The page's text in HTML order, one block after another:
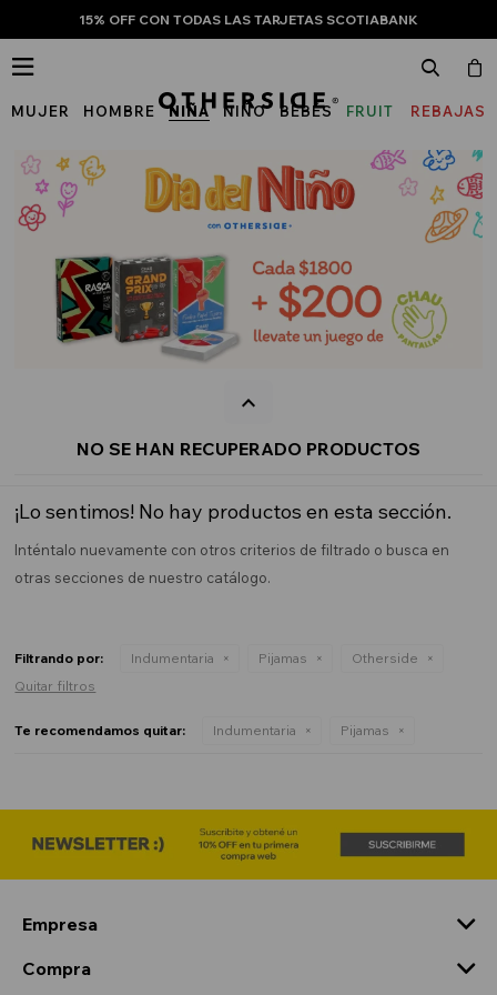
15% OFF CON TODAS LAS TARJETAS SCOTIABANK
MUJER HOMBRE NIÑA NIÑO BEBÉS
FRUIT
THE
LOOM
REBAJAS

NO SE HAN RECUPERADO PRODUCTOS
¡Lo sentimos! No hay productos en esta sección.
Inténtalo nuevamente con otros criterios de filtrado o busca en
otras secciones de nuestro catálogo.
Filtrando por: Indumentaria Pijamas
Otherside
Quitar filtros
Te recomendamos quitar: Indumentaria Pijamas
Empresa
Compra